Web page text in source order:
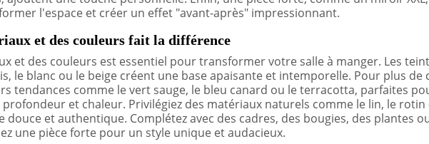
l'espace et créer un effet "avant-après" impressionnant.
et des couleurs fait la différence
et des couleurs est essentiel pour transformer votre salle à manger. Les
le blanc ou le beige créent une base apaisante et intemporelle. Pour plus de
tendances comme le vert sauge, le bleu canard ou le terracotta, parfaites
et chaleur. Privilégiez des matériaux naturels comme le lin, le rotin
et authentique. Complétez avec des cadres, des bougies, des plantes
une pièce forte pour un style unique et audacieux.